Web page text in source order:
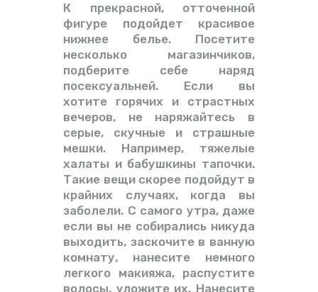
К прекрасной, отточенной
фигуре подойдет красивое
нижнее белье. Посетите
несколько магазинчиков,
подберите себе наряд
посексуальней. Если вы
хотите горячих и страстных
вечеров, не наряжайтесь в
серые, скучные и страшные
мешки. Например, тяжелые
халаты и бабушкины тапочки.
Такие вещи скорее подойдут в
крайних случаях, когда вы
заболели. С самого утра, даже
если вы не собирались никуда
выходить, заскочите в ванную
комнату, нанесите немного
легкого макияжа, распустите
волосы, уложите их. Нанесите